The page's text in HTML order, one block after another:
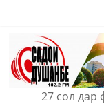
content
27 сол дар